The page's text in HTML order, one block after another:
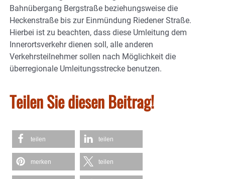
Bahnübergang Bergstraße beziehungsweise die
Heckenstraße bis zur Einmündung Riedener Straße.
Hierbei ist zu beachten, dass diese Umleitung dem
Innerortsverkehr dienen soll, alle anderen
Verkehrsteilnehmer sollen nach Möglichkeit die
überregionale Umleitungsstrecke benutzen.
Teilen Sie diesen Beitrag!
teilen teilen
merken teilen